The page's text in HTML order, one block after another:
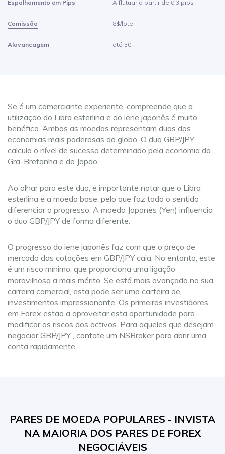
Espalhamento em Pips A flutuar a partir de 0.3 pips
Comissão 8$/lote
Alavancagem até 30
Se é um comerciante experiente, compreende que a
utilização do Libra esterlina e do iene japonês é muito
benéfica. Ambas as moedas representam duas das
economias mais poderosas do globo. O duo GBP/JPY
calcula o nível de sucesso determinado pela economia da
Grã-Bretanha e do Japão.
Ao olhar para este duo, é importante notar que o Libra
esterlina é a moeda base, pelo que faz todo o sentido
diferenciar o progresso. A moeda Japonês (Yen) influencia
o duo GBP/JPY de forma diferente.
O progresso do iene japonês faz com que o preço de
mercado das cotações em GBP/JPY caia. No entanto, este
é um risco mínimo, que proporciona uma ligação
maravilhosa a mais mérito. Se está mais avançado na sua
carreira comercial, esta pode ser uma carteira de
investimentos impressionante. Os primeiros investidores
em Forex estão a aproveitar esta oportunidade para
modificar os riscos dos activos. Para aqueles que desejam
negociar GBP/JPY , contate um NSBroker para abrir uma
conta rapidamente.
PARES DE MOEDA POPULARES - INVISTA
NA MAIORIA DOS PARES DE FOREX
NEGOCIÁVEIS